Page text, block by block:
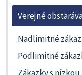
Verejné
Nadlimitné
Podlimitné